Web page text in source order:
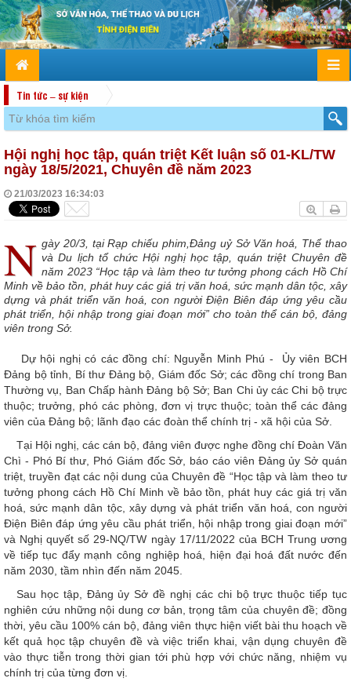
Tin tức – sự kiện
Hội nghị học tập, quán triệt Kết luận số 01-KL/TW
ngày 18/5/2021, Chuyên đề năm 2023
21/03/2023 16:34:03
N gày 20/3, tại Rạp chiếu phim,Đảng uỷ Sở Văn hoá, Thể thao
và Du lịch tổ chức Hội nghị học tập, quán triệt Chuyên đề
năm 2023 “Học tập và làm theo tư tưởng phong cách Hồ Chí
Minh về bảo tồn, phát huy các giá trị văn hoá, sức mạnh dân tộc, xây
dựng và phát triển văn hoá, con người Điện Biên đáp ứng yêu cầu
phát triển, hội nhập trong giai đoạn mới” cho toàn thể cán bộ, đảng
viên trong Sở.
Dự hội nghị có các đồng chí: Nguyễn Minh Phú - Ủy viên BCH
Đảng bộ tỉnh, Bí thư Đảng bộ, Giám đốc Sở; các đồng chí trong Ban
Thường vụ, Ban Chấp hành Đảng bộ Sở; Ban Chi ủy các Chi bộ trực
thuộc; trưởng, phó các phòng, đơn vị trực thuộc; toàn thể các đảng
viên của Đảng bộ; lãnh đạo các đoàn thể chính trị - xã hội của Sở.
Tại Hội nghị, các cán bộ, đảng viên được nghe đồng chí Đoàn Văn
Chì - Phó Bí thư, Phó Giám đốc Sở, báo cáo viên Đảng ủy Sở quán
triệt, truyền đạt các nội dung của Chuyên đề “Học tập và làm theo tư
tưởng phong cách Hồ Chí Minh về bảo tồn, phát huy các giá trị văn
hoá, sức mạnh dân tộc, xây dựng và phát triển văn hoá, con người
Điện Biên đáp ứng yêu cầu phát triển, hội nhập trong giai đoạn mới”
và Nghị quyết số 29-NQ/TW ngày 17/11/2022 của BCH Trung ương
về tiếp tục đẩy mạnh công nghiệp hoá, hiện đại hoá đất nước đến
năm 2030, tầm nhìn đến năm 2045.
Sau học tập, Đảng ủy Sở đề nghị các chi bộ trực thuộc tiếp tục
nghiên cứu những nội dung cơ bản, trọng tâm của chuyên đề; đồng
thời, yêu cầu 100% cán bộ, đảng viên thực hiện viết bài thu hoạch về
kết quả học tập chuyên đề và việc triển khai, vận dụng chuyên đề
vào thực tiễn trong thời gian tới phù hợp với chức năng, nhiệm vụ
chính trị của từng đơn vị.